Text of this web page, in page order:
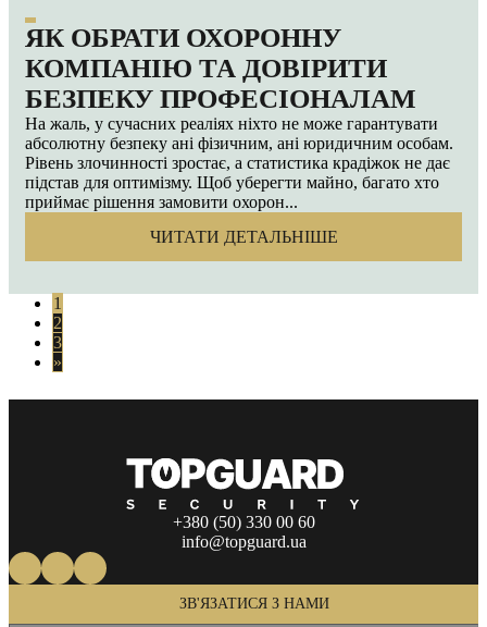
ЯК ОБРАТИ ОХОРОННУ
КОМПАНІЮ ТА ДОВІРИТИ
БЕЗПЕКУ ПРОФЕСІОНАЛАМ
На жаль, у сучасних реаліях ніхто не може гарантувати
абсолютну безпеку ані фізичним, ані юридичним особам.
Рівень злочинності зростає, а статистика крадіжок не дає
підстав для оптимізму. Щоб уберегти майно, багато хто
приймає рішення замовити охорон...
ЧИТАТИ ДЕТАЛЬНІШЕ
1
2
3
»
+380 (50) 330 00 60
info@topguard.ua
ЗВ'ЯЗАТИСЯ З НАМИ